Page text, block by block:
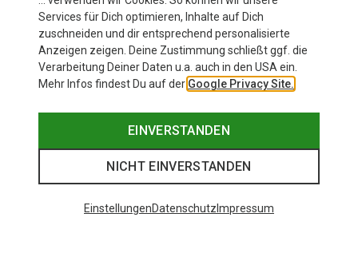
Micro Traxion Seilrolle
Services für Dich optimieren, Inhalte auf Dich
zuschneiden und dir entsprechend personalisierte
Anzeigen zeigen. Deine Zustimmung schließt ggf. die
Verarbeitung Deiner Daten u.a. auch in den USA ein.
Mehr Infos findest Du auf der Google Privacy Site.
EINVERSTANDEN
NICHT EINVERSTANDEN
EinstellungenDatenschutz Impressum